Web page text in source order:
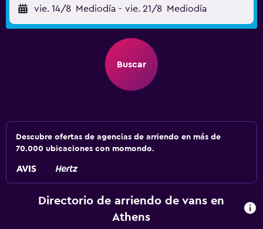
vie. 14/8 Mediodía - vie. 21/8 Mediodía
Buscar
Descubre ofertas de agencias de arriendo en más de
70.000 ubicaciones con momondo.
Directorio de arriendo de vans en
Athens